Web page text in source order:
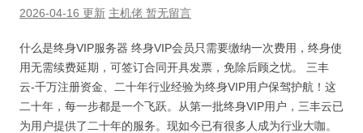
2026-04-16 更新 主机佬 暂无留言
什么是终身VIP服务器 终身VIP会员只需要缴纳一次费用，终身使
用无需续费延期，可签订合同开具发票，免除后顾之忧。 三丰
云-千万注册资金、二十年行业经验为终身VIP用户保驾护航！这
二十年，每一步都是一个飞跃。从第一批终身VIP用户，三丰云已
为用户提供了二十年的服务。现如今已有很多人成为行业大咖。